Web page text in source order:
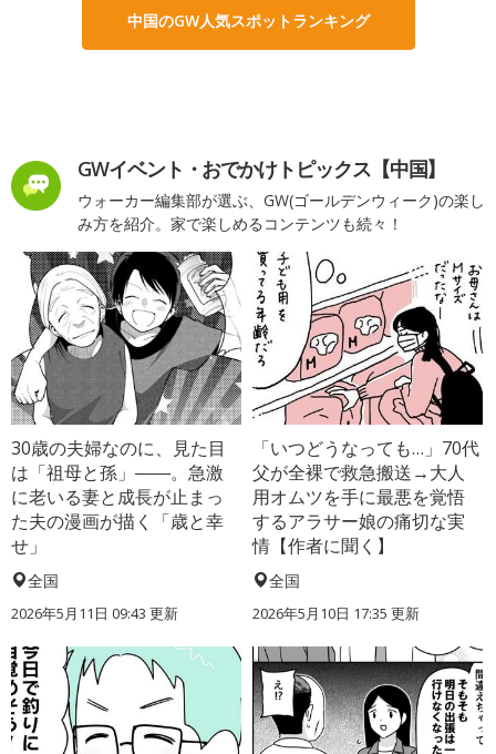
中国のGW人気スポットランキング
GWイベント・おでかけトピックス【中国】
ウォーカー編集部が選ぶ、GW(ゴールデンウィーク)の楽し
み方を紹介。家で楽しめるコンテンツも続々！
30歳の夫婦なのに、見た目
は「祖母と孫」――。急激
に老いる妻と成長が止まっ
た夫の漫画が描く「歳と幸
せ」
全国
2026年5月11日 09:43 更新
「いつどうなっても…」70代
父が全裸で救急搬送→大人
用オムツを手に最悪を覚悟
するアラサー娘の痛切な実
情【作者に聞く】
全国
2026年5月10日 17:35 更新